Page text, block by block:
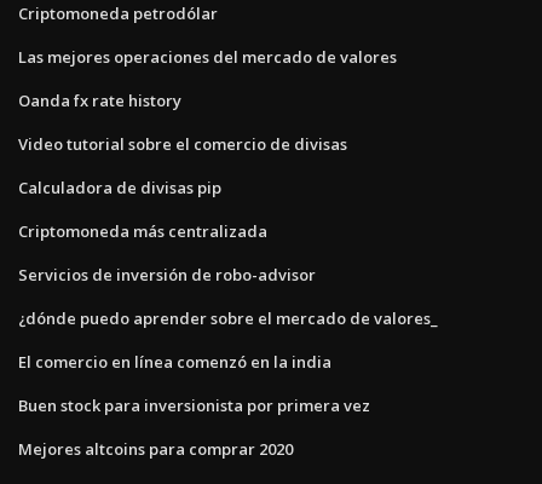
Criptomoneda petrodólar
Las mejores operaciones del mercado de valores
Oanda fx rate history
Video tutorial sobre el comercio de divisas
Calculadora de divisas pip
Criptomoneda más centralizada
Servicios de inversión de robo-advisor
¿dónde puedo aprender sobre el mercado de valores_
El comercio en línea comenzó en la india
Buen stock para inversionista por primera vez
Mejores altcoins para comprar 2020